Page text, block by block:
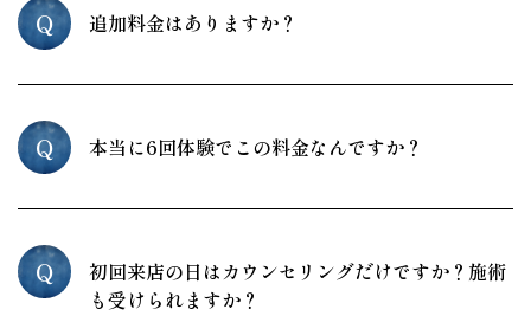
Q 追加料金はありますか？
Q 本当に6回体験でこの料金なんですか？
Q
初回来店の日はカウンセリングだけですか？施術
も受けられますか？